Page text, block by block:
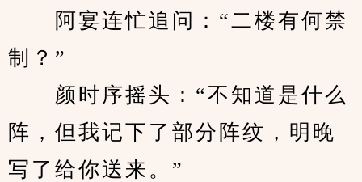
阿宴连忙追问：“二楼有何禁
制？”
颜时序摇头：“不知道是什么
阵，但我记下了部分阵纹，明晚
写了给你送来。”